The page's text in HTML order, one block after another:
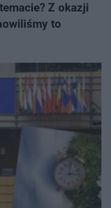
Z okazji
to